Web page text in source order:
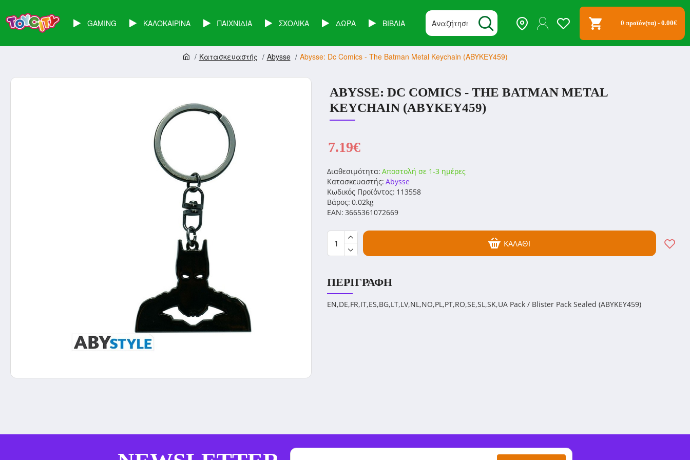
GAMING ΚΑΛΟΚΑΙΡΙΝΑ ΠΑΙΧΝΙΔΙΑ ΣΧΟΛΙΚΑ ΔΩΡΑ ΒΙΒΛΙΑ 0 προϊόν(τα) - 0.00€
Κατασκευαστής Abysse Abysse: Dc Comics - The Batman Metal Keychain (ABYKEY459)
ABYSSE: DC COMICS - THE BATMAN METAL
KEYCHAIN (ABYKEY459)
Διαθεσιμότητα: Αποστολή σε 1-3 ημέρες
Κατασκευαστής: Abysse
Κωδικός Προϊόντος: 113558
Βάρος: 0.02kg
EAN: 3665361072669
7.19€
ΚΑΛΆΘΙ
ΠΕΡΙΓΡΑΦΉ
EN,DE,FR,IT,ES,BG,LT,LV,NL,NO,PL,PT,RO,SE,SL,SK,UA Pack / Blister Pack Sealed (ABYKEY459)